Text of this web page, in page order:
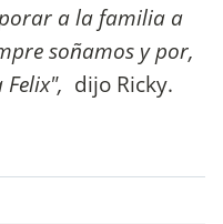
a la familia a
soñamos y por,
dijo Ricky.